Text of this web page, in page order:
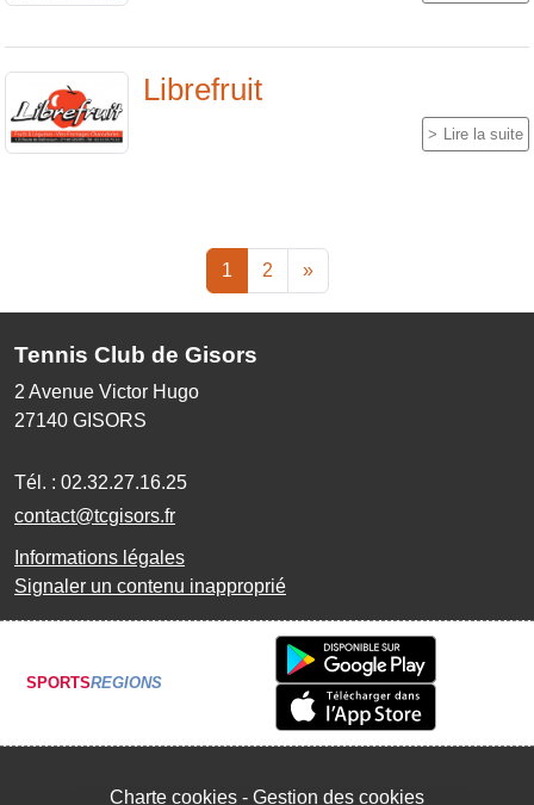
Librefruit
Lire la suite
1 2 »
Tennis Club de Gisors
2 Avenue Victor Hugo
27140 GISORS
Tél. : 02.32.27.16.25
contact@tcgisors.fr
Informations légales
Signaler un contenu inapproprié
SPORTSREGIONS
Charte cookies Gestion des cookies